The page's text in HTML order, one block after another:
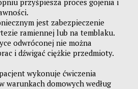
jest zabezpieczenie
ramiennej lub na temblaku.
odwróconej nie można
i dźwigać ciężkie przedmioty.
wykonuje ćwiczenia
warunkach domowych według